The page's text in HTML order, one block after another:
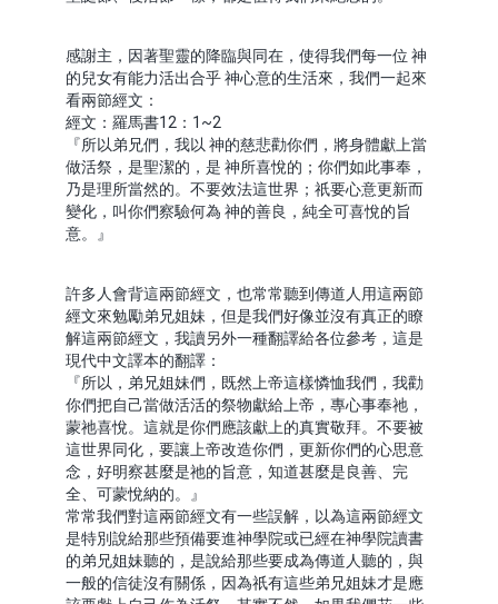
感謝主，因著聖靈的降臨與同在，使得我們每一位 神
的兒女有能力活出合乎 神心意的生活來，我們一起來
看兩節經文：
經文：羅馬書12：1~2
『所以弟兄們，我以 神的慈悲勸你們，將身體獻上當
做活祭，是聖潔的，是 神所喜悅的；你們如此事奉，
乃是理所當然的。不要效法這世界；祇要心意更新而
變化，叫你們察驗何為 神的善良，純全可喜悅的旨
意。』
許多人會背這兩節經文，也常常聽到傳道人用這兩節
經文來勉勵弟兄姐妹，但是我們好像並沒有真正的瞭
解這兩節經文，我讀另外一種翻譯給各位參考，這是
現代中文譯本的翻譯：
『所以，弟兄姐妹們，既然上帝這樣憐恤我們，我勸
你們把自己當做活活的祭物獻給上帝，專心事奉祂，
蒙祂喜悅。這就是你們應該獻上的真實敬拜。不要被
這世界同化，要讓上帝改造你們，更新你們的心思意
念，好明察甚麼是祂的旨意，知道甚麼是良善、完
全、可蒙悅納的。』
常常我們對這兩節經文有一些誤解，以為這兩節經文
是特別說給那些預備要進神學院或已經在神學院讀書
的弟兄姐妹聽的，是說給那些要成為傳道人聽的，與
一般的信徒沒有關係，因為祇有這些弟兄姐妹才是應